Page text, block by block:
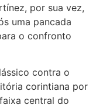
por sua vez,
uma pancada
o confronto
contra o
corintiana por
central do